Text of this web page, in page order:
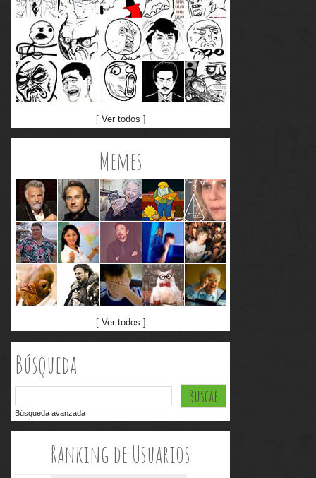
[ Ver todos ]
Memes
[ Ver todos ]
Búsqueda
Búsqueda avanzada
Ranking de Usuarios